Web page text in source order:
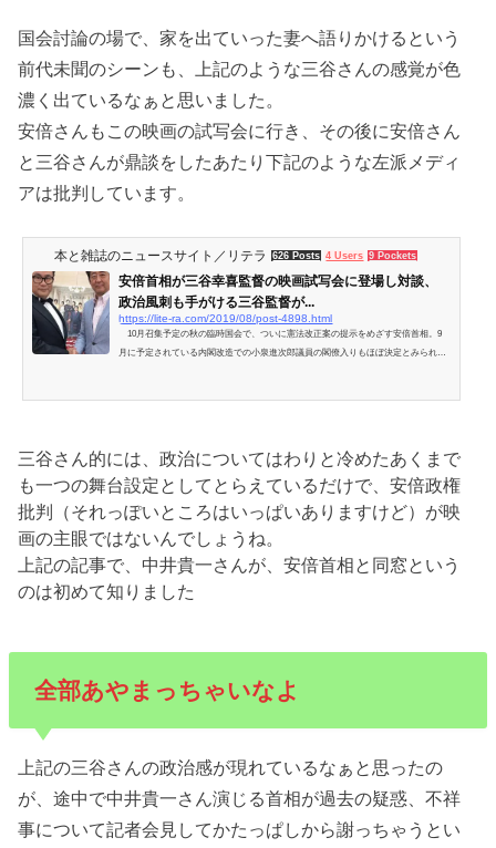
国会討論の場で、家を出ていった妻へ語りかけるという
前代未聞のシーンも、上記のような三谷さんの感覚が色
濃く出ているなぁと思いました。
安倍さんもこの映画の試写会に行き、その後に安倍さん
と三谷さんが鼎談をしたあたり下記のような左派メディ
アは批判しています。
本と雑誌のニュースサイト／リテラ 626 Posts 4 Users 9 Pockets
安倍首相が三谷幸喜監督の映画試写会に登場し対談、
政治風刺も手がける三谷監督が...
https://lite-ra.com/2019/08/post-4898.html
10月召集予定の秋の臨時国会で、ついに憲法改正案の提示をめざす安倍首相。9
月に予定されている内閣改造での小泉進次郎議員の閣僚入りもほぼ決定とみられて
三谷さん的には、政治についてはわりと冷めたあくまで
も一つの舞台設定としてとらえているだけで、安倍政権
批判（それっぽいところはいっぱいありますけど）が映
画の主眼ではないんでしょうね。
上記の記事で、中井貴一さんが、安倍首相と同窓という
のは初めて知りました
全部あやまっちゃいなよ
上記の三谷さんの政治感が現れているなぁと思ったの
が、途中で中井貴一さん演じる首相が過去の疑惑、不祥
事について記者会見してかたっぱしから謝っちゃうとい